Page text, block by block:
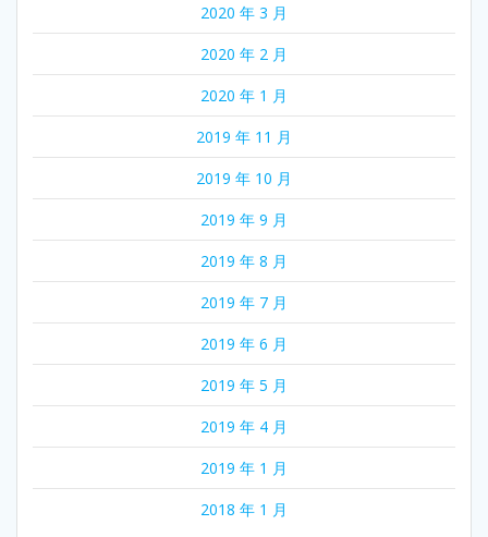
2020 年 3 月
2020 年 2 月
2020 年 1 月
2019 年 11 月
2019 年 10 月
2019 年 9 月
2019 年 8 月
2019 年 7 月
2019 年 6 月
2019 年 5 月
2019 年 4 月
2019 年 1 月
2018 年 1 月